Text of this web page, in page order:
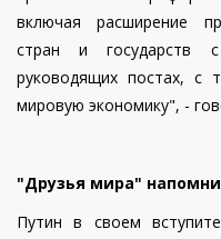
включая расширение
стран и государств
руководящих постах, с
мировую экономику", -
"Друзья мира"
Путин в своем